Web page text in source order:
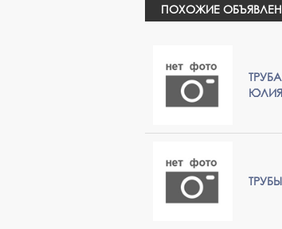
ПОХОЖИЕ
ЮЛИЯ